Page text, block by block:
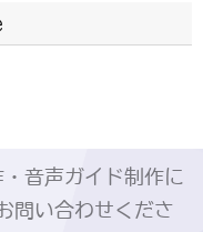
音声ガイド制作に
問い合わせくださ